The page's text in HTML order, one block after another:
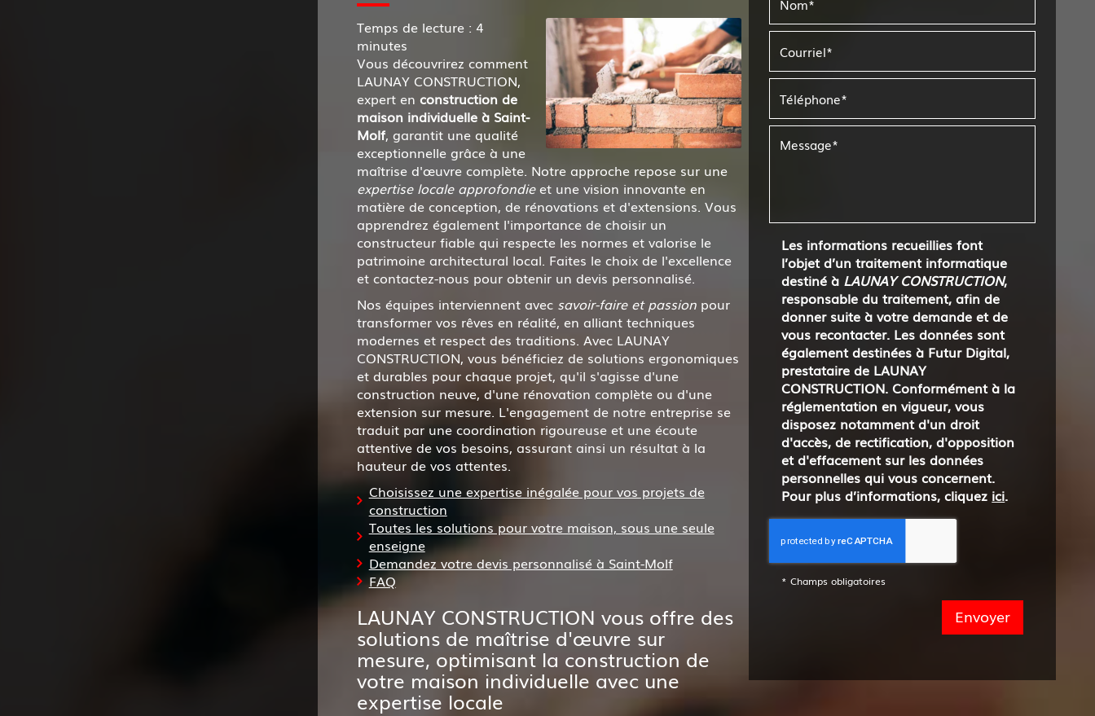
Temps de lecture : 4
minutes
Vous découvrirez comment
LAUNAY CONSTRUCTION,
expert en construction de
maison individuelle à Saint-
Molf, garantit une qualité
exceptionnelle grâce à une
maîtrise d'œuvre complète. Notre approche repose sur une
expertise locale approfondieet une vision innovante en
matière de conception, de rénovations et d'extensions. Vous
apprendrez également l'importance de choisir un
constructeur fiable qui respecte les normes et valorise le
patrimoine architectural local. Faites le choix de l'excellence
et contactez-nous pour obtenir un devis personnalisé.
Nos équipes interviennent avec savoir-faire et passionpour
transformer vos rêves en réalité, en alliant techniques
modernes et respect des traditions. Avec LAUNAY
CONSTRUCTION, vous bénéficiez de solutions ergonomiques
et durables pour chaque projet, qu'il s'agisse d'une
construction neuve, d'une rénovation complète ou d'une
extension sur mesure. L'engagement de notre entreprise se
traduit par une coordination rigoureuse et une écoute
attentive de vos besoins, assurant ainsi un résultat à la
hauteur de vos attentes.
Choisissez une expertise inégalée pour vos projets de
construction
Toutes les solutions pour votre maison, sous une seule
enseigne
Demandez votre devis personnalisé à Saint-Molf
FAQ
LAUNAY CONSTRUCTION vous offre des
solutions de maîtrise d'œuvre sur
mesure, optimisant la construction de
votre maison individuelle avec une
expertise locale
Les informations recueillies font
l’objet d’un traitement informatique
destiné à LAUNAY CONSTRUCTION,
responsable du traitement, afin de
donner suite à votre demande et de
vous recontacter. Les données sont
également destinées à Futur Digital,
prestataire de LAUNAY
CONSTRUCTION. Conformément à la
réglementation en vigueur, vous
disposez notamment d'un droit
d'accès, de rectification, d'opposition
et d'effacement sur les données
personnelles qui vous concernent.
Pour plus d’informations, cliquez ici.
*Champs obligatoires